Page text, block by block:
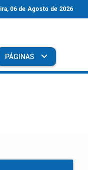
06 de Agosto de 2026
PÁGINAS